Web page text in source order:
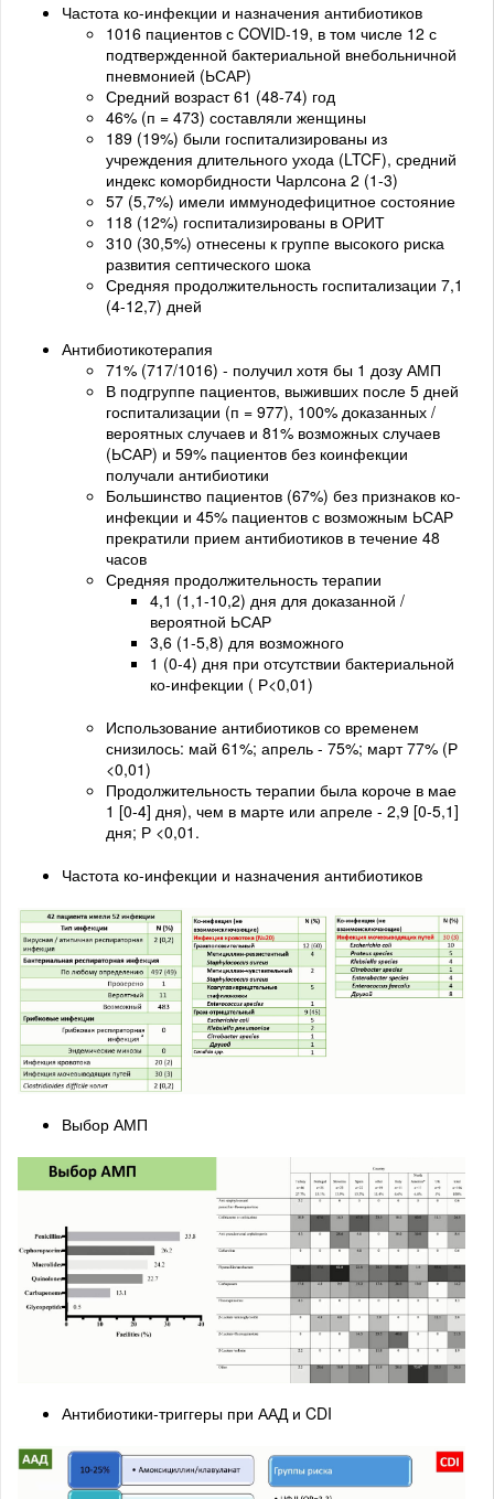
Частота ко-инфекции и назначения антибиотиков
1016 пациентов с COVID-19, в том числе 12 с
подтвержденной бактериальной внебольничной
пневмонией (ЬСАР)
Средний возраст 61 (48-74) год
46% (п = 473) составляли женщины
189 (19%) были госпитализированы из
учреждения длительного ухода (LTCF), средний
индекс коморбидности Чарлсона 2 (1-3)
57 (5,7%) имели иммунодефицитное состояние
118 (12%) госпитализированы в ОРИТ
310 (30,5%) отнесены к группе высокого риска
развития септического шока
Средняя продолжительность госпитализации 7,1
(4-12,7) дней
Антибиотикотерапия
71% (717/1016) - получил хотя бы 1 дозу АМП
В подгруппе пациентов, выживших после 5 дней
госпитализации (п = 977), 100% доказанных /
вероятных случаев и 81% возможных случаев
(ЬСАР) и 59% пациентов без коинфекции
получали антибиотики
Большинство пациентов (67%) без признаков ко-
инфекции и 45% пациентов с возможным ЬСАР
прекратили прием антибиотиков в течение 48
часов
Средняя продолжительность терапии
4,1 (1,1-10,2) дня для доказанной /
вероятной ЬСАР
3,6 (1-5,8) для возможного
1 (0-4) дня при отсутствии бактериальной
ко-инфекции ( Р<0,01)
Использование антибиотиков со временем
снизилось: май 61%; апрель - 75%; март 77% (Р
<0,01)
Продолжительность терапии была короче в мае
1 [0-4] дня), чем в марте или апреле - 2,9 [0-5,1]
дня; Р <0,01.
Частота ко-инфекции и назначения антибиотиков
Выбор АМП
Антибиотики-триггеры при ААД и CDI